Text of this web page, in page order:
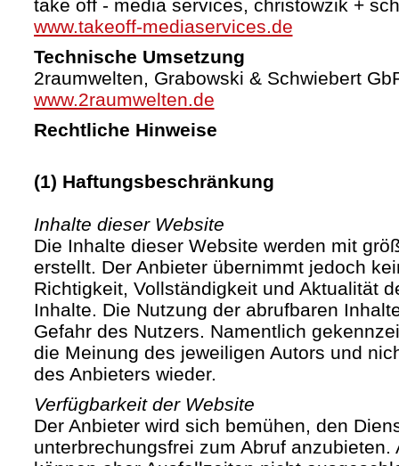
take off - media services, christowzik +
www.takeoff-mediaservices.de
Technische Umsetzung
2raumwelten, Grabowski & Schwiebert
www.2raumwelten.de
Rechtliche Hinweise
(1) Haftungsbeschränkung
Inhalte dieser Website
Die Inhalte dieser Website werden mit
erstellt. Der Anbieter übernimmt jedoch
Richtigkeit, Vollständigkeit und Aktualität
Inhalte. Die Nutzung der abrufbaren
Gefahr des Nutzers. Namentlich
die Meinung des jeweiligen Autors und
des Anbieters wieder.
Verfügbarkeit der Website
Der Anbieter wird sich bemühen, den
unterbrechungsfrei zum Abruf anzubieten.